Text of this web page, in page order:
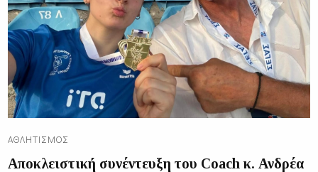
ΑΘΛΗΤΙΣΜΌΣ
Αποκλειστική συνέντευξη του Coach κ. Ανδρέα